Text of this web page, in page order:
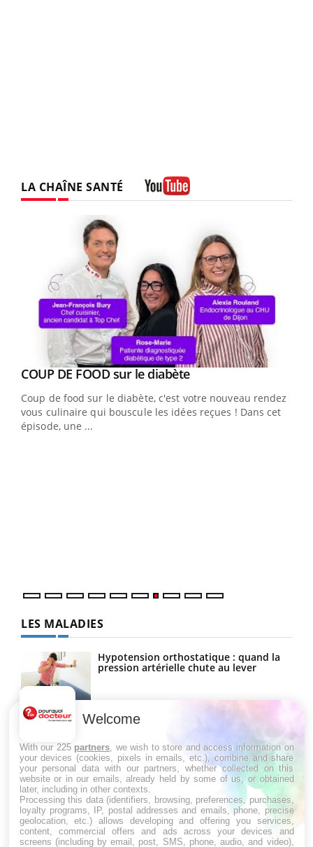
LA CHAÎNE SANTÉ
Youtube
COUP DE FOOD sur le diabèteYoutube
Coup de food sur le diabète, c'est votre nouveau rendez-
vous culinaire qui bouscule les idées reçues ! Dans cet
épisode, une ...
LES MALADIES
Hypotension orthostatique : quand la
pression artérielle chute au lever
Drépanocytose : une déformation des
Maladie de Charcot (Sclérose latérale
amyotrophique)
Welcome
With our 225 partners , we wish to store and access information on
your devices (cookies, pixels in emails, etc.), combine and share
your personal data with our partners, whether collected on this
website or in our emails, already held by some of us, or obtained
later, including in other contexts.
Processing this data (identifiers, browsing, preferences, purchases,
loyalty programs, IP, postal addresses and emails, phone, precise
geolocation, etc.) allows developing and offering you services,
content, commercial offers and ads across your devices and
screens (including by email, post, SMS, phone, audio, and video),